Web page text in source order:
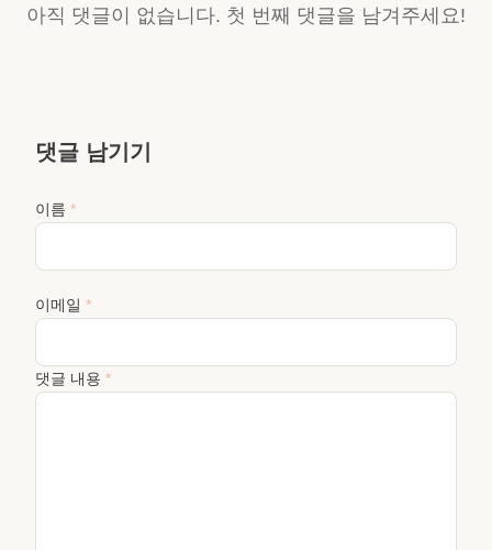
아직 댓글이 없습니다. 첫 번째 댓글을 남겨주세요!
댓글 남기기
이름 *
이메일 *
댓글 내용 *